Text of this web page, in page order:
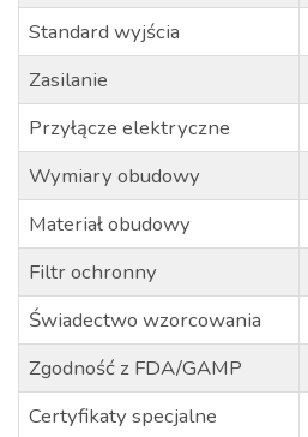
Standard wyjścia
Zasilanie
Przyłącze elektryczne
Wymiary obudowy
Materiał obudowy
Filtr ochronny
Świadectwo wzorcowania
Zgodność z FDA/GAMP
Certyfikaty specjalne